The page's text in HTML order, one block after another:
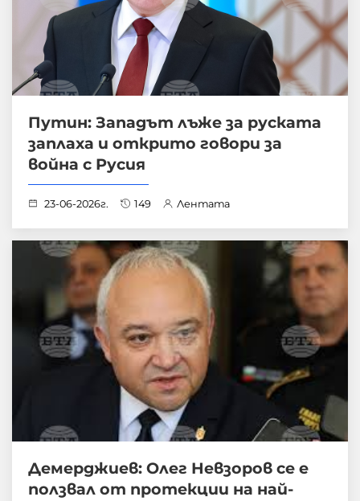
Путин: Западът лъже за руската
заплаха и открито говори за
война с Русия
23-06-2026г. 149 Лентата
Демерджиев: Олег Невзоров се е
ползвал от протекции на най-